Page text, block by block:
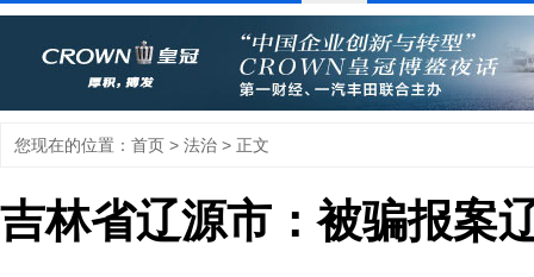
您现在的位置： 首页 > 法治 > 正文
吉林省辽源市：被骗报案